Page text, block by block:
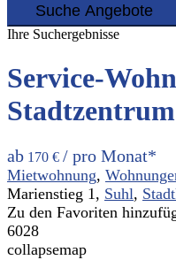
Suche Angebote
Ihre Suchergebnisse
Service-
ab 170 € / pro Monat*
Mietwohnung,
Marienstieg 1, Suhl,
Zu den Favoriten
6028
collapsemap